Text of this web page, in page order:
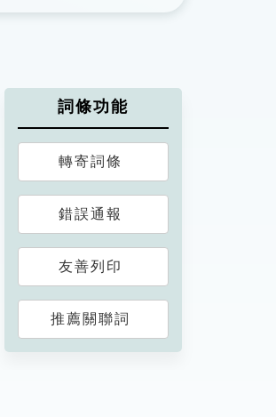
詞條功能
轉寄詞條
錯誤通報
友善列印
推薦關聯詞